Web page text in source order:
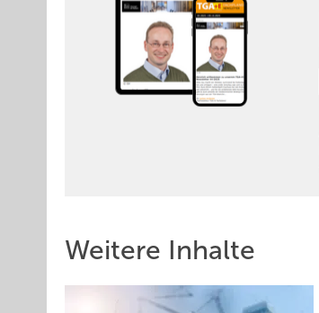
Weitere Inhalte